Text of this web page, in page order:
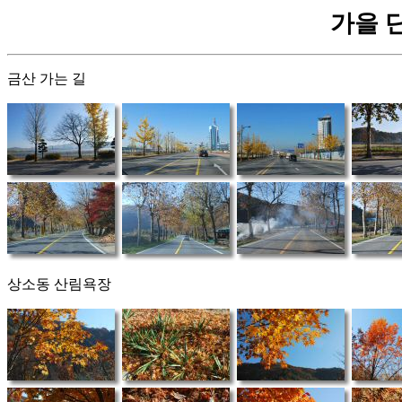
가을
금산 가는 길
상소동 산림욕장